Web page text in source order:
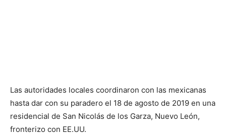
Las autoridades locales coordinaron con las mexicanas
hasta dar con su paradero el 18 de agosto de 2019 en una
residencial de San Nicolás de los Garza, Nuevo León,
fronterizo con EE.UU.